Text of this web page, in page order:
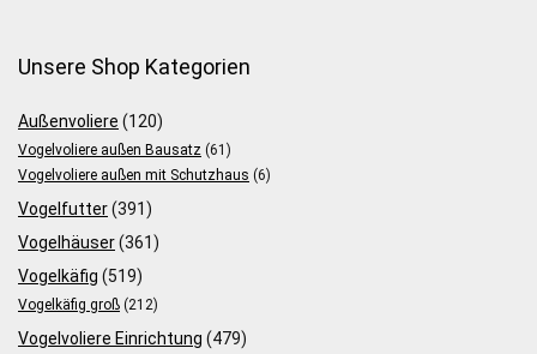
Unsere Shop Kategorien
Außenvoliere (120)
Vogelvoliere außen Bausatz (61)
Vogelvoliere außen mit Schutzhaus (6)
Vogelfutter(391)
Vogelhäuser(361)
Vogelkäfig (519)
Vogelkäfig groß (212)
Vogelvoliere Einrichtung (479)